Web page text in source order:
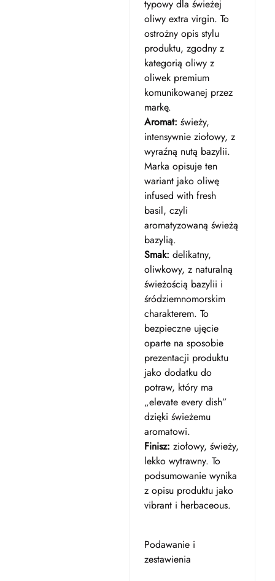
typowy dla świeżej
oliwy extra virgin. To
ostrożny opis stylu
produktu, zgodny z
kategorią oliwy z
oliwek premium
komunikowanej przez
markę.
Aromat: świeży,
intensywnie ziołowy, z
wyraźną nutą bazylii.
Marka opisuje ten
wariant jako oliwę
infused with fresh
basil, czyli
aromatyzowaną świeżą
bazylią.
Smak: delikatny,
oliwkowy, z naturalną
świeżością bazylii i
śródziemnomorskim
charakterem. To
bezpieczne ujęcie
oparte na sposobie
prezentacji produktu
jako dodatku do
potraw, który ma
„elevate every dish”
dzięki świeżemu
aromatowi.
Finisz: ziołowy, świeży,
lekko wytrawny. To
podsumowanie wynika
z opisu produktu jako
vibrant i herbaceous.
Podawanie i
zestawienia